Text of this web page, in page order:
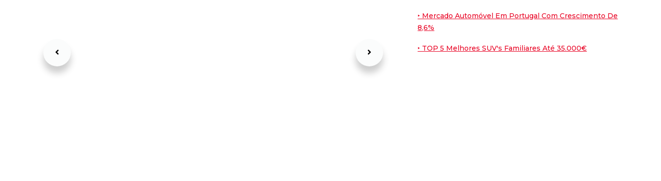
‣ Mercado Automóvel Em Portugal Com Crescimento De
8,6%
‣ TOP 5 Melhores SUV's Familiares Até 35.000€